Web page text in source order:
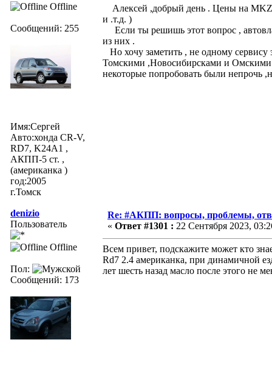
Offline
Сообщений: 255
Имя:Сергей
Авто:хонда CR-V,
RD7, K24A1 ,
АКПП-5 ст. ,
(американка )
год:2005
г.Томск
Алексей ,добрый день . Цены на
и .т.д. )
Если ты решишь этот вопрос ,
из них .
Но хочу заметить , не одному сервису
Томскими ,Новосибирсками и Омскими
некоторые попробовать были непрочь
denizio
Пользователь
Offline
Пол:
Сообщений: 173
Re: #АКПП: вопросы, проблемы,
« Ответ #1301 : 22 Сентября 2023,
Всем привет, подскажите может кто
Rd7 2.4 американка, при динамичной
лет шесть назад масло после этого не